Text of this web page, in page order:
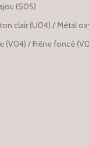
(S05)
clair (U04) / Métal
(V04) / Frêne foncé